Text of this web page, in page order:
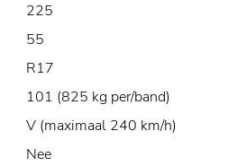
225
55
R17
101 (825 kg per/band)
V (maximaal 240 km/h)
Nee